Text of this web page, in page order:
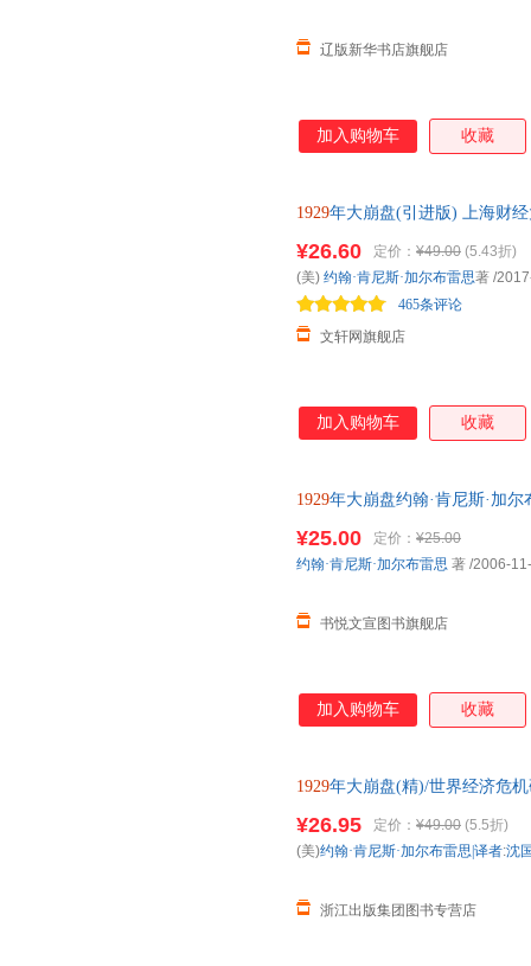
辽版新华书店旗舰店
加入购物车 收藏
1929年大崩盘(引进版) 上海财
¥26.60 定价： ¥49.00 (5.43折)
文轩网旗舰店
465条评论
(美) 约翰·肯尼斯·加尔布雷思著 /
加入购物车 收藏
1929年大崩盘约翰·肯尼斯·加
¥25.00 定价： ¥25.00
书悦文宣图书旗舰店
约翰·肯尼斯·加尔布雷思 著 /2006-
加入购物车 收藏
1929年大崩盘(精)/世界经济危
¥26.95 定价： ¥49.00 (5.5折)
浙江出版集团图书专营店
(美)约翰·肯尼斯·加尔布雷思|译者:沈